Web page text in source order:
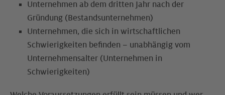
Unternehmen ab dem dritten Jahr nach der
Gründung (Bestandsunternehmen)
Unternehmen, die sich in wirtschaftlichen
Schwierigkeiten befinden – unabhängig vom
Unternehmensalter (Unternehmen in
Schwierigkeiten)